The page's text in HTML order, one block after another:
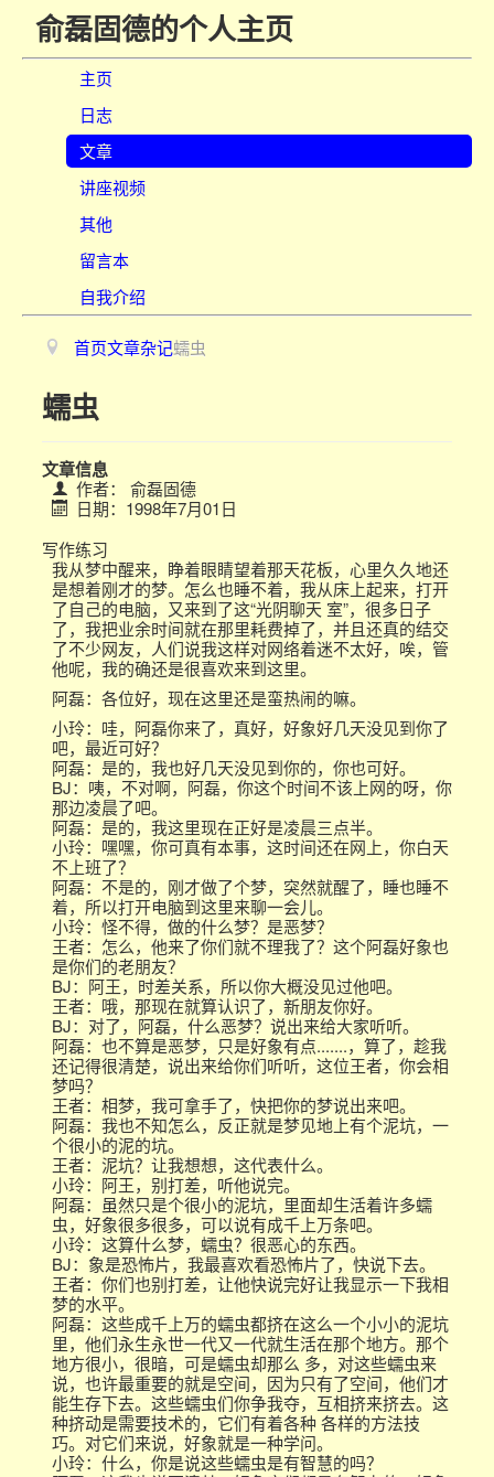
俞磊固德的个人主页
主页
日志
文章
讲座视频
其他
留言本
自我介绍
首页文章杂记蠕虫
蠕虫
文章信息
作者： 俞磊固德
日期：1998年7月01日
写作练习
我从梦中醒来，睁着眼睛望着那天花板，心里久久地还
是想着刚才的梦。怎么也睡不着，我从床上起来，打开
了自己的电脑，又来到了这“光阴聊天 室”，很多日子
了，我把业余时间就在那里耗费掉了，并且还真的结交
了不少网友，人们说我这样对网络着迷不太好，唉，管
他呢，我的确还是很喜欢来到这里。
阿磊：各位好，现在这里还是蛮热闹的嘛。
小玲：哇，阿磊你来了，真好，好象好几天没见到你了
吧，最近可好？
阿磊：是的，我也好几天没见到你的，你也可好。
BJ：咦，不对啊，阿磊，你这个时间不该上网的呀，你
那边凌晨了吧。
阿磊：是的，我这里现在正好是凌晨三点半。
小玲：嘿嘿，你可真有本事，这时间还在网上，你白天
不上班了？
阿磊：不是的，刚才做了个梦，突然就醒了，睡也睡不
着，所以打开电脑到这里来聊一会儿。
小玲：怪不得，做的什么梦？是恶梦？
王者：怎么，他来了你们就不理我了？这个阿磊好象也
是你们的老朋友？
BJ：阿王，时差关系，所以你大概没见过他吧。
王者：哦，那现在就算认识了，新朋友你好。
BJ：对了，阿磊，什么恶梦？说出来给大家听听。
阿磊：也不算是恶梦，只是好象有点.......，算了，趁我
还记得很清楚，说出来给你们听听，这位王者，你会相
梦吗？
王者：相梦，我可拿手了，快把你的梦说出来吧。
阿磊：我也不知怎么，反正就是梦见地上有个泥坑，一
个很小的泥的坑。
王者：泥坑？让我想想，这代表什么。
小玲：阿王，别打差，听他说完。
阿磊：虽然只是个很小的泥坑，里面却生活着许多蠕
虫，好象很多很多，可以说有成千上万条吧。
小玲：这算什么梦，蠕虫？很恶心的东西。
BJ：象是恐怖片，我最喜欢看恐怖片了，快说下去。
王者：你们也别打差，让他快说完好让我显示一下我相
梦的水平。
阿磊：这些成千上万的蠕虫都挤在这么一个小小的泥坑
里，他们永生永世一代又一代就生活在那个地方。那个
地方很小，很暗，可是蠕虫却那么 多，对这些蠕虫来
说，也许最重要的就是空间，因为只有了空间，他们才
能生存下去。这些蠕虫们你争我夺，互相挤来挤去。这
种挤动是需要技术的，它们有着各种 各样的方法技
巧。对它们来说，好象就是一种学问。
小玲：什么，你是说这些蠕虫是有智慧的吗？